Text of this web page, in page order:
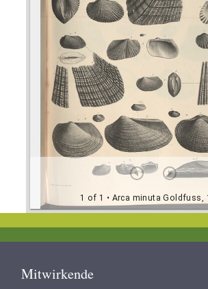
1 of 1 • Arca minuta Goldfuss,
Footer
Mitwirkende